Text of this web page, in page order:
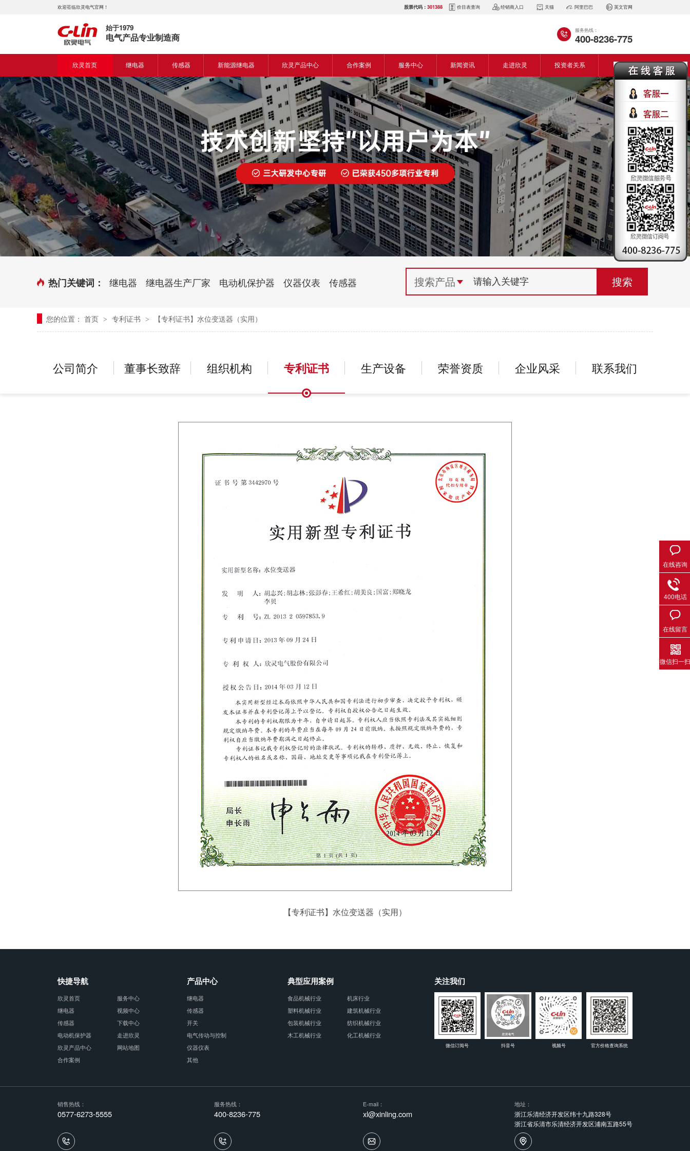
价目表查询 经销商入口 天猫 阿里巴巴 英文官网
欢迎莅临欣灵电气官网！ 股票代码：301388
始于1979
电气产品专业制造商
服务热线：
400-8236-775
欣灵首页 继电器
时间继电器
固体继电器
计数继电器
液位继电器
电磁继电器及插座
时控开关
新能源继电器
传感器
接近开关
光电开关
编码器
热电偶
热电阻
传感器端子台
新能源继电器
新能源交流继电器
新能源直流继电器
欣灵产品中心
继电器
传感器
电气传动与控制
仪器仪表
开关
配电控制
合作案例
食品机械行业
机床行业
塑料机械行业
建筑机械行业
包装机械行业
纺织机械行业
服务中心
营销网络
服务热线
电商平台
下载中心
视频中心
电气百科
常见问题
技术支持
新闻资讯
新闻动态
展会资讯
电气百科
常见问答
走进欣灵
企业简介
董事长致词
企业风采
专利证书
生产设备
荣誉资质
组织机构
联系欣灵
投资者关系
热门关键词： 继电器 继电器生产厂家 电动机保护器 仪器仪表 传感器
您的位置： 首页 > 专利证书 > 【专利证书】水位变送器（实用）
公司简介 董事长致辞 组织机构 专利证书 生产设备 荣誉资质 企业风采 联系我们
【专利证书】水位变送器（实用）
快捷导航
欣灵首页
服务中心
继电器
视频中心
传感器
下载中心
电动机保护器
走进欣灵
欣灵产品中心
网站地图
合作案例
产品中心
继电器
传感器
开关
电气传动与控制
仪器仪表
其他
典型应用案例
食品机械行业
机床行业
塑料机械行业
建筑机械行业
包装机械行业
纺织机械行业
木工机械行业
化工机械行业
关注我们
微信订阅号 抖音号 视频号 官方价格查询系统
销售热线：
0577-6273-5555
服务热线：
400-8236-775
E-mail：
xl@xinling.com
地址：
浙江乐清经济开发区纬十九路328号
浙江省乐清市乐清经济开发区浦南五路55号
在线咨询
400电话
在线留言
微信扫一扫